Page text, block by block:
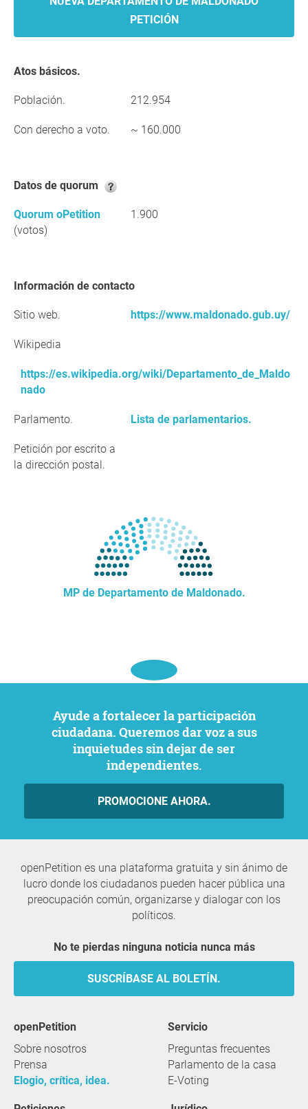
PETICIÓN
Atos básicos.
Población. 212.954
Con derecho a voto. ~ 160.000
Datos de quorum
Quorum oPetition
(votos)
1.900
Información de contacto
Sitio web. https://www.maldonado.gub.uy/
Wikipedia
https://es.wikipedia.org/wiki/Departamento_de_Maldo
nado
Parlamento. Lista de parlamentarios.
Petición por escrito a
la dirección postal.
MP de Departamento de Maldonado.
Ayude a fortalecer la participación
ciudadana. Queremos dar voz a sus
inquietudes sin dejar de ser
independientes.
PROMOCIONE AHORA.
openPetition es una plataforma gratuita y sin ánimo de
lucro donde los ciudadanos pueden hacer pública una
preocupación común, organizarse y dialogar con los
políticos.
No te pierdas ninguna noticia nunca más
SUSCRÍBASE AL BOLETÍN.
openPetition
Sobre nosotros
Prensa
Elogio, crítica, idea.
servicio
Preguntas frecuentes
Parlamento de la casa
E-Voting